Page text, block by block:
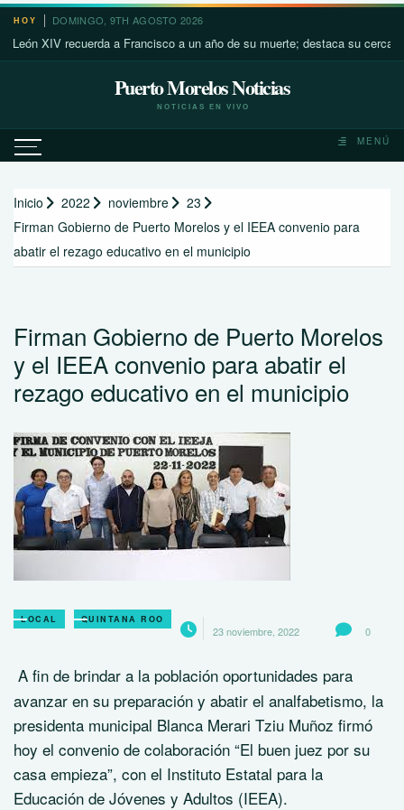
Saltar
contenido
HOY DOMINGO, 9TH AGOSTO 2026
XIV recuerda a Francisco a un año de su muerte; destaca su cercanía
Puerto Morelos Noticias
NOTICIAS EN VIVO
MENÚ
Inicio 2022 noviembre
23
Firman Gobierno de Puerto Morelos y el IEEA convenio para
abatir el rezago educativo en el municipio
Firman Gobierno de Puerto Morelos
y el IEEA convenio para abatir el
rezago educativo en el municipio
LOCAL QUINTANA ROO
23 noviembre, 2022 0
A fin de brindar a la población oportunidades para
avanzar en su preparación y abatir el analfabetismo, la
presidenta municipal Blanca Merari Tziu Muñoz firmó
hoy el convenio de colaboración “El buen juez por su
casa empieza”, con el Instituto Estatal para la
Educación de Jóvenes y Adultos (IEEA).